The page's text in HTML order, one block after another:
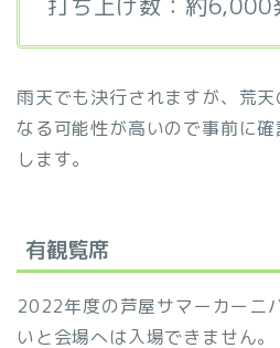
雨天でも決行されますが、荒
なる可能性が高いので事前に
します。
有観覧席
2022年度の芦屋サマーカーニ
いと会場へは入場できません。